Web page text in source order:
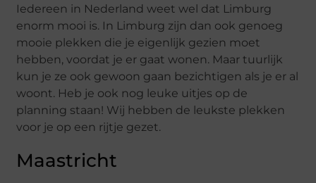
Iedereen in Nederland weet wel dat Limburg
enorm mooi is. In Limburg zijn dan ook genoeg
mooie plekken die je eigenlijk gezien moet
hebben, voordat je er gaat wonen. Maar tuurlijk
kun je ze ook gewoon gaan bezichtigen als je er al
woont. Heb je ook nog leuke uitjes op de
planning staan! Wij hebben de leukste plekken
voor je op een rijtje gezet.
Maastricht